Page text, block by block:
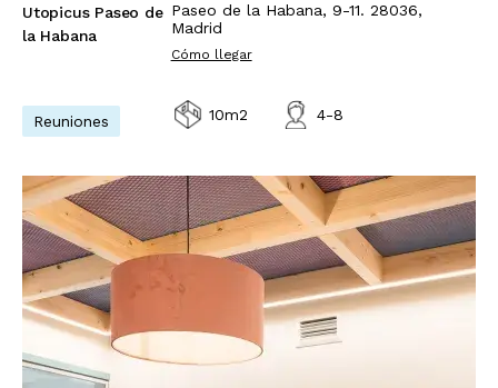
Utopicus Paseo de
la Habana
Paseo de la Habana, 9-11. 28036,
Madrid
Cómo llegar
Reuniones 10m2 4-8